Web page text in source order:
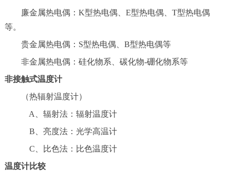
廉金属热电偶：K型热电偶、E型热电偶、T型热电偶
等。
贵金属热电偶：S型热电偶、B型热电偶等
非金属热电偶：硅化物系、碳化物-硼化物系等
非接触式温度计
（热辐射温度计）
A、辐射法：辐射温度计
B、亮度法：光学高温计
C、比色法：比色温度计
温度计比较